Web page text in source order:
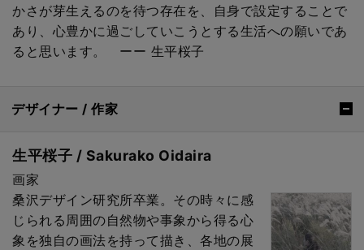
かさが芽生えるのを待つ存在を、自身で設定することで
あり、心豊かに過ごしていこうとする生活への願いであ
ると思います。 ーー 生平桜子
デザイナー / 作家
生平桜子 / Sakurako Oidaira
画家
桑沢デザイン研究所卒業。その時々に感
じられる周囲の自然物や事象から得る心
象を独自の画法を持って描き、各地の展